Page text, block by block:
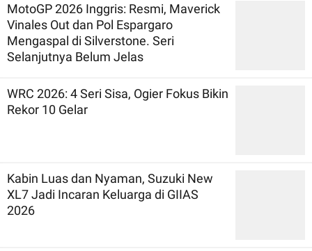
MotoGP 2026 Inggris: Resmi, Maverick
Vinales Out dan Pol Espargaro
Mengaspal di Silverstone. Seri
Selanjutnya Belum Jelas
WRC 2026: 4 Seri Sisa, Ogier Fokus Bikin
Rekor 10 Gelar
Kabin Luas dan Nyaman, Suzuki New
XL7 Jadi Incaran Keluarga di GIIAS
2026